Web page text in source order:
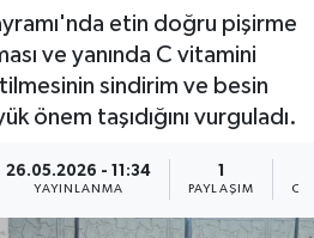
etin doğru pişirme
ve yanında C vitamini
sindirim ve besin
önem taşıdığını vurguladı.
26.05.2026 - 11:34
YAYINLANMA
1
PAYLAŞIM